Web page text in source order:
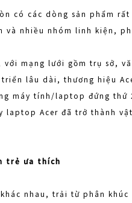
có các dòng sản phẩm
nhiều nhóm linh kiện,
mạng lưới gồm trụ sở,
lâu dài, thương hiệu
máy tính/laptop đứng thứ
Acer đã trở thành
trẻ ưa thích
nhau, trải từ phân khúc